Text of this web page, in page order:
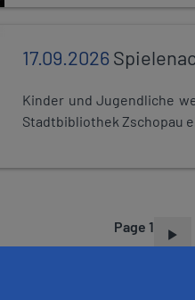
17.09.2026
Kinder und Jugendliche
Stadtbibliothek Zschopau
Page 1